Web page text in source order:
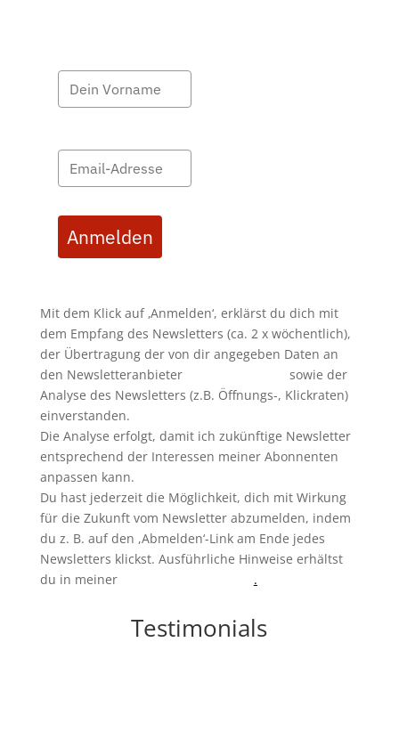
Anmelden
Mit dem Klick auf ‚Anmelden‘, erklärst du dich mit
dem Empfang des Newsletters (ca. 2 x wöchentlich),
der Übertragung der von dir angegeben Daten an
den Newsletteranbieter
sowie der
Analyse des Newsletters (z.B. Öffnungs-, Klickraten)
einverstanden.
Die Analyse erfolgt, damit ich zukünftige Newsletter
entsprechend der Interessen meiner Abonnenten
anpassen kann.
Du hast jederzeit die Möglichkeit, dich mit Wirkung
für die Zukunft vom Newsletter abzumelden, indem
du z. B. auf den ,Abmelden‘-Link am Ende jedes
Newsletters klickst. Ausführliche Hinweise erhältst
du in meiner
.
Testimonials